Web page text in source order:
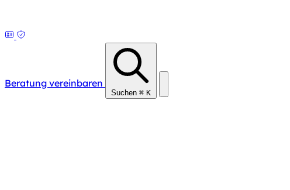
Beratung vereinbaren
Suchen ⌘ K